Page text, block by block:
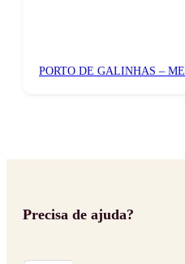
PORTO DE GALINHAS –
Precisa de ajuda?